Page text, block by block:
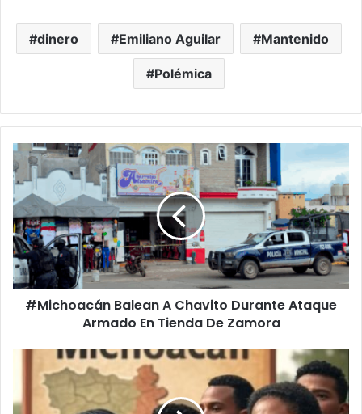
dinero Emiliano Aguilar Mantenido
Polémica
#Michoacán
Balean
A
Chavito
Durante
Ataque
Armado
En
Tienda De Zamora
#Michoacán Balean A Chavito Durante Ataque
Armado En Tienda De Zamora
Michoacán
Apenas
El